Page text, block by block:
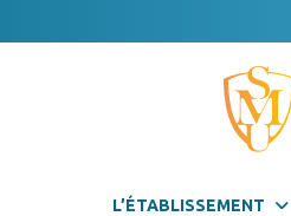
L’ÉTABLISSEMENT